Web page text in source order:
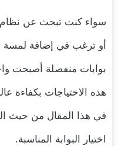
سواء كنت تبحث عن نظام
أو ترغب في إضافة لمسة
بوابات منفصلة أصبحت
هذه الاحتياجات بكفاءة
في هذا المقال من حيث
اختيار البوابة المناسبة.